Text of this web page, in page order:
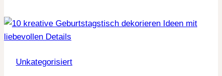
für
den
Geburtstag
Unkategorisiert